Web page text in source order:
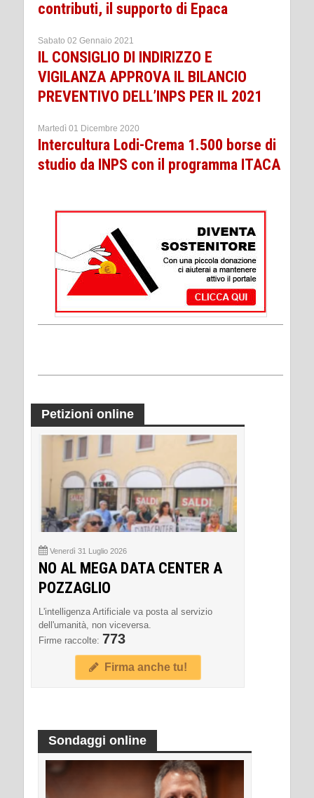
contributi, il supporto di Epaca
Sabato 02 Gennaio 2021
IL CONSIGLIO DI INDIRIZZO E
VIGILANZA APPROVA IL BILANCIO
PREVENTIVO DELL’INPS PER IL 2021
Martedì 01 Dicembre 2020
Intercultura Lodi-Crema 1.500 borse di
studio da INPS con il programma ITACA
Petizioni online
Venerdì 31 Luglio 2026
NO AL MEGA DATA CENTER A
POZZAGLIO
L'intelligenza Artificiale va posta al servizio
dell'umanità, non viceversa.
Firme raccolte: 773
Firma anche tu!
Sondaggi online